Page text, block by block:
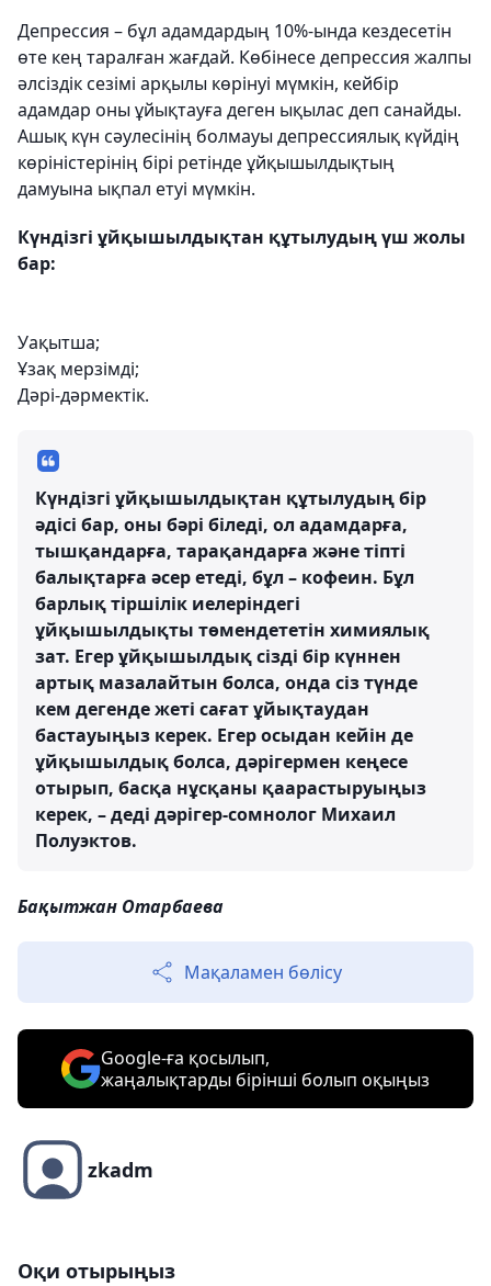
Депрессия – бұл адамдардың 10%-ында кездесетін
өте кең таралған жағдай. Көбінесе депрессия жалпы
әлсіздік сезімі арқылы көрінуі мүмкін, кейбір
адамдар оны ұйықтауға деген ықылас деп санайды.
Ашық күн сәулесінің болмауы депрессиялық күйдің
көріністерінің бірі ретінде ұйқышылдықтың
дамуына ықпал етуі мүмкін.
Күндізгі ұйқышылдықтан құтылудың үш жолы
бар:
Уақытша;
Ұзақ мерзімді;
Дәрі-дәрмектік.
Күндізгі ұйқышылдықтан құтылудың бір
әдісі бар, оны бәрі біледі, ол адамдарға,
тышқандарға, тарақандарға және тіпті
балықтарға әсер етеді, бұл – кофеин. Бұл
барлық тіршілік иелеріндегі
ұйқышылдықты төмендететін химиялық
зат. Егер ұйқышылдық сізді бір күннен
артық мазалайтын болса, онда сіз түнде
кем дегенде жеті сағат ұйықтаудан
бастауыңыз керек. Егер осыдан кейін де
ұйқышылдық болса, дәрігермен кеңесе
отырып, басқа нұсқаны қаарастыруыңыз
керек, – деді дәрігер-сомнолог Михаил
Полуэктов.
Бақытжан Отарбаева
Мақаламен бөлісу
Google-ға қосылып,
жаңалықтарды бірінші болып оқыңыз
zkadm
Оқи отырыңыз